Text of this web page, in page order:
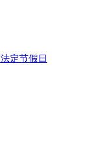
法定节假日